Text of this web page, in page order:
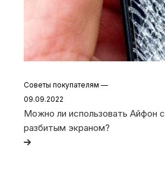
Советы покупателям —
09.09.2022
Можно ли использовать Айфон с
разбитым экраном?